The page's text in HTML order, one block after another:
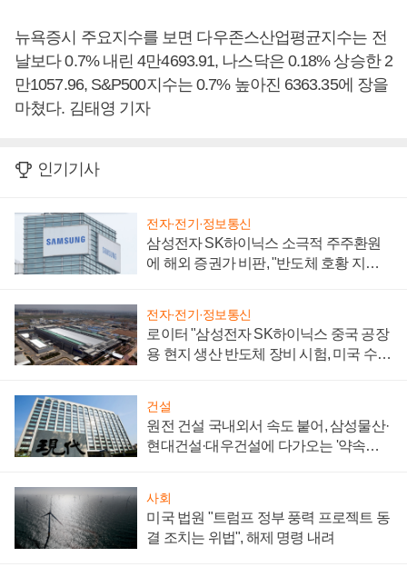
뉴욕증시 주요지수를 보면 다우존스산업평균지수는 전
날보다 0.7% 내린 4만4693.91, 나스닥은 0.18% 상승한 2
만1057.96, S&P500지수는 0.7% 높아진 6363.35에 장을
마쳤다. 김태영 기자
인기기사
전자·전기·정보통신
삼성전자 SK하이닉스 소극적 주주환원
에 해외 증권가 비판, "반도체 호황 지속
전자·전기·정보통신
로이터 "삼성전자 SK하이닉스 중국 공장
용 현지 생산 반도체 장비 시험, 미국 수출
건설
원전 건설 국내외서 속도 붙어, 삼성물산·
현대건설·대우건설에 다가오는 '약속의
사회
미국 법원 "트럼프 정부 풍력 프로젝트 동
결 조치는 위법", 해제 명령 내려